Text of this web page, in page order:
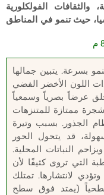
الفولكلورية
حيث تنمو في المناطق
بسرعة. يتبين جمالها
اللون الأخضر الفضي
عرضاً بصرياً وسمعياً
ممتازة للمتنزهات
الجذور. بسبب وتيرة
قد يتحول الحور
النباتات المحلية.
التي تروى كثيفًا لأن
لانتشارها. تمتلك
(يمتد فوق سطح